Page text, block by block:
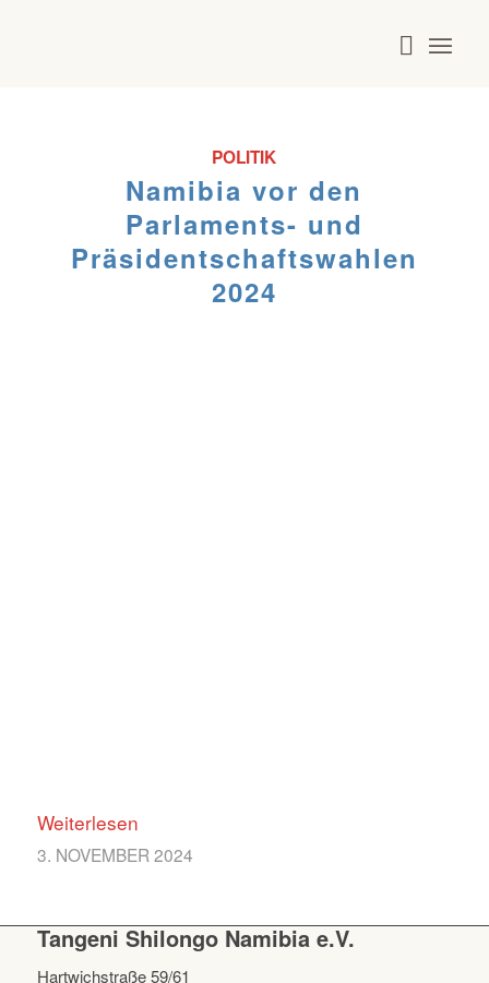
POLITIK
Namibia vor den
Parlaments- und
Präsidentschaftswahlen
2024
Weiterlesen
3. NOVEMBER 2024
Tangeni Shilongo Namibia e.V.
Hartwichstraße 59/61